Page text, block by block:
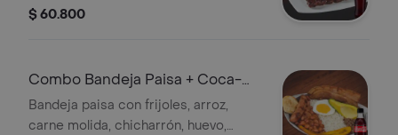
y arepa de queso. + Gaseosa
$ 60.800
Combo Bandeja Paisa + Coca-
Cola Sin Azúcar 450 ml
Bandeja paisa con frijoles, arroz,
carne molida, chicharrón, huevo,